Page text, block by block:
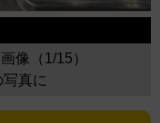
像（1/15）
真に